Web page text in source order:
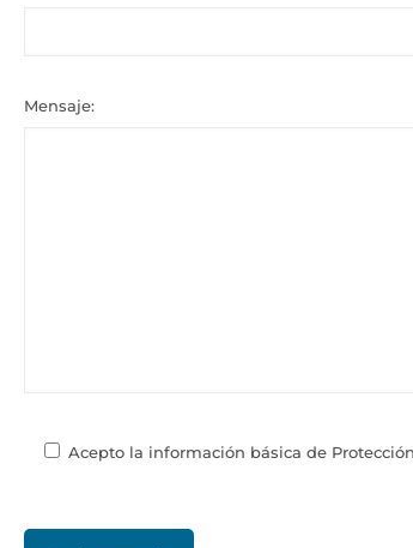
Mensaje:
Acepto la información básica de